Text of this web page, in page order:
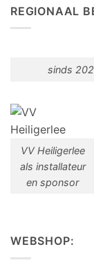
REGIONAAL
sinds
VV Heiligerlee
als installateur
en sponsor
WEBSHOP: